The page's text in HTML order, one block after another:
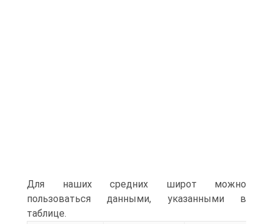
Для наших средних широт можно
пользоваться данными, указанными в
таблице.